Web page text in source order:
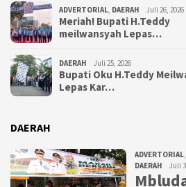
ADVERTORIAL, DAERAH Juli 26, 2026
Meriah! Bupati H.Teddy
meilwansyah Lepas…
DAERAH Juli 25, 2026
Bupati Oku H.Teddy
Lepas Kar…
DAERAH
ADVERTORIAL,
DAERAH
Juli